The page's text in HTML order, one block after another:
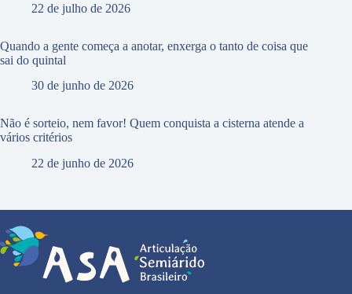
22 de julho de 2026
Quando a gente começa a anotar, enxerga o tanto de coisa que
sai do quintal
30 de junho de 2026
Não é sorteio, nem favor! Quem conquista a cisterna atende a
vários critérios
22 de junho de 2026